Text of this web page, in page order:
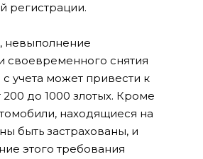
регистрации.
невыполнение
своевременного снятия
учета может привести к
до 1000 злотых. Кроме
находящиеся на
быть застрахованы, и
этого требования